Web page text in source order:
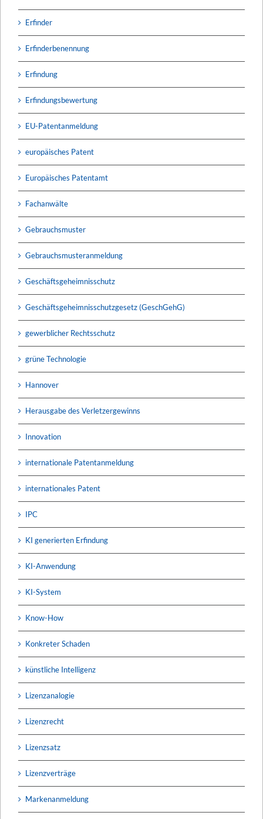
Erfinder
Erfinderbenennung
Erfindung
Erfindungsbewertung
EU-Patentanmeldung
europäisches Patent
Europäisches Patentamt
Fachanwälte
Gebrauchsmuster
Gebrauchsmusteranmeldung
Geschäftsgeheimnisschutz
Geschäftsgeheimnisschutzgesetz (GeschGehG)
gewerblicher Rechtsschutz
grüne Technologie
Hannover
Herausgabe des Verletzergewinns
Innovation
internationale Patentanmeldung
internationales Patent
IPC
KI generierten Erfindung
KI-Anwendung
KI-System
Know-How
Konkreter Schaden
künstliche Intelligenz
Lizenzanalogie
Lizenzrecht
Lizenzsatz
Lizenzverträge
Markenanmeldung